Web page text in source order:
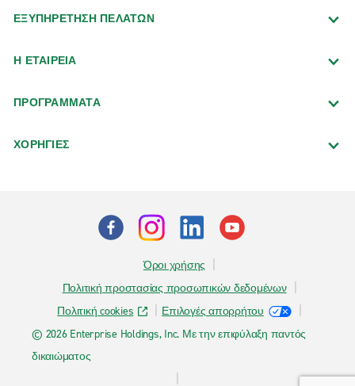
ΕΞΥΠΗΡΕΤΗΣΗ ΠΕΛΑΤΩΝ
Η ΕΤΑΙΡΕΙΑ
ΠΡΟΓΡΑΜΜΑΤΑ
ΧΟΡΗΓΙΕΣ
Όροι χρήσης
Πολιτική προστασίας προσωπικών δεδομένων
Πολιτική cookies
Επιλογές απορρήτου
© 2026 Enterprise Holdings, Inc. Με την επιφύλαξη παντός
δικαιώματος